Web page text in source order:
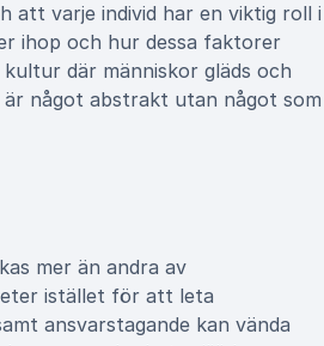
att varje individ har en viktig roll i
ihop och hur dessa faktorer
där människor gläds och
något abstrakt utan något som
mer än andra av
istället för att leta
ansvarstagande kan vända